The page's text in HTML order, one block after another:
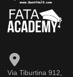
Via Tiburtina 912,